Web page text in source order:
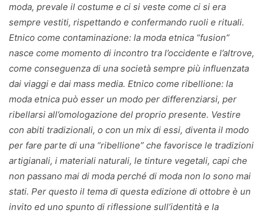
moda, prevale il costume e ci si veste come ci si era
sempre vestiti, rispettando e confermando ruoli e rituali.
Etnico come contaminazione: la moda etnica “fusion”
nasce come momento di incontro tra l’occidente e l’altrove,
come conseguenza di una società sempre più influenzata
dai viaggi e dai mass media. Etnico come ribellione: la
moda etnica può esser un modo per differenziarsi, per
ribellarsi all’omologazione del proprio presente. Vestire
con abiti tradizionali, o con un mix di essi, diventa il modo
per fare parte di una “ribellione” che favorisce le tradizioni
artigianali, i materiali naturali, le tinture vegetali, capi che
non passano mai di moda perché di moda non lo sono mai
stati. Per questo il tema di questa edizione di ottobre è un
invito ed uno spunto di riflessione sull’identità e la